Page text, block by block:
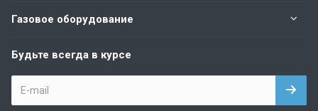
Газовое оборудование
Будьте всегда в курсе